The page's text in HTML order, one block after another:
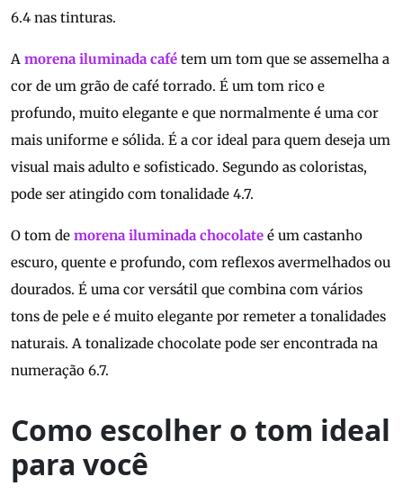
6.4 nas tinturas.
A morena iluminada café tem um tom que se assemelha a
cor de um grão de café torrado. É um tom rico e
profundo, muito elegante e que normalmente é uma cor
mais uniforme e sólida. É a cor ideal para quem deseja um
visual mais adulto e sofisticado. Segundo as coloristas,
pode ser atingido com tonalidade 4.7.
O tom de morena iluminada chocolate é um castanho
escuro, quente e profundo, com reflexos avermelhados ou
dourados. É uma cor versátil que combina com vários
tons de pele e é muito elegante por remeter a tonalidades
naturais. A tonalizade chocolate pode ser encontrada na
numeração 6.7.
Como escolher o tom ideal
para você